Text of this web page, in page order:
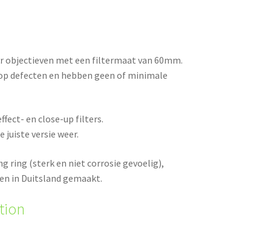
met een filtermaat van 60mm.
defecten en hebben geen of minimale
en close-up filters.
versie weer.
ring (sterk en niet corrosie gevoelig),
in Duitsland gemaakt.